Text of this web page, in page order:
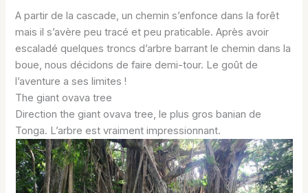
A partir de la cascade, un chemin s’enfonce dans la forêt
mais il s’avère peu tracé et peu praticable. Après avoir
escaladé quelques troncs d’arbre barrant le chemin dans la
boue, nous décidons de faire demi-tour. Le goût de
l’aventure a ses limites !
The giant ovava tree
Direction the giant ovava tree, le plus gros banian de
Tonga. L’arbre est vraiment impressionnant.